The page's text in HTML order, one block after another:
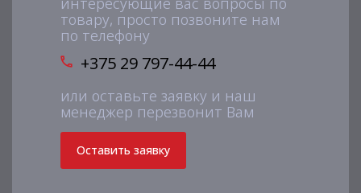
товару, просто позвоните нам
по телефону
+375 29 797-44-44
или оставьте заявку и наш
менеджер перезвонит Вам
Оставить заявку